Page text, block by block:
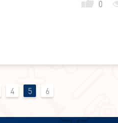
0
4 5 6